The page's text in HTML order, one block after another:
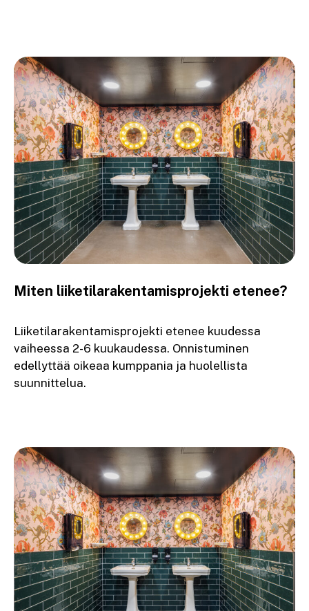
Miten liiketilarakentamisprojekti etenee?
Liiketilarakentamisprojekti etenee kuudessa
vaiheessa 2-6 kuukaudessa. Onnistuminen
edellyttää oikeaa kumppania ja huolellista
suunnittelua.